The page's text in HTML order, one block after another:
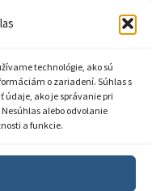
technológie, ako sú
o zariadení. Súhlas s
ako je správanie pri
alebo odvolanie
a funkcie.